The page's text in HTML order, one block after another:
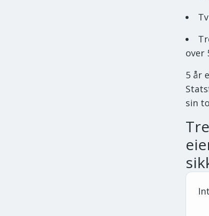
over
5 år
sin